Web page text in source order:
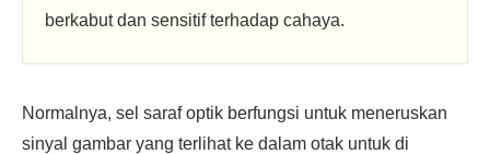
berkabut dan sensitif terhadap cahaya.
Normalnya, sel saraf optik berfungsi untuk meneruskan
sinyal gambar yang terlihat ke dalam otak untuk di